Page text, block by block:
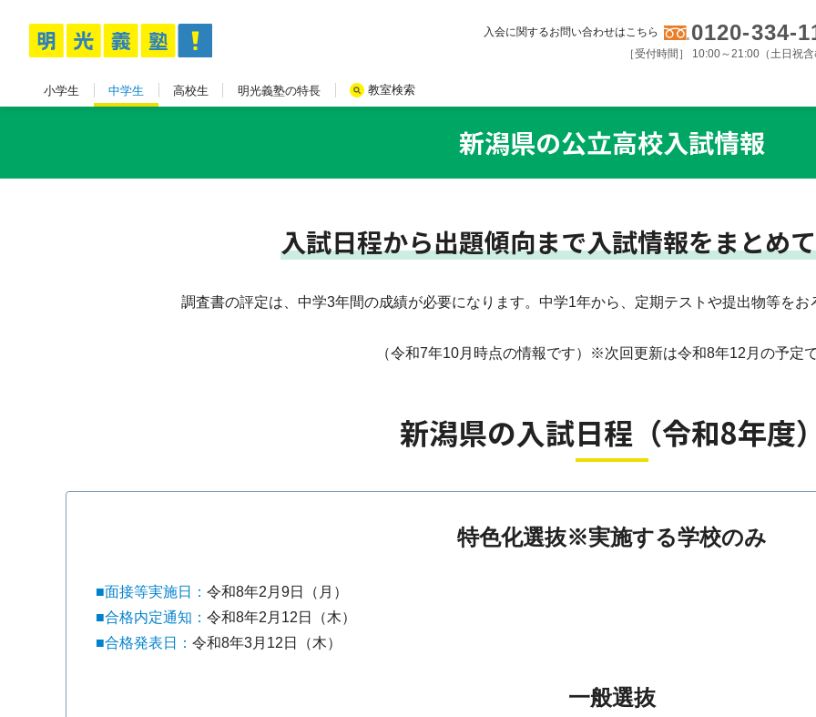
入会に関するお問い合わせはこちら 0120-334-
［受付時間］ 10:00～21:00（土日祝
高校生
中学生
小学生 明光義塾の特長 教室検索
新潟県の公立高校入試情報
入試日程から出題傾向まで入試情報をまとめ
調査書の評定は、中学3年間の成績が必要になります。中学1年から、定期テストや提出物等を
（令和7年10月時点の情報です）※次回更新は令和8年12月の予定
新潟県の入試日程（令和8年度
特色化選抜※実施する学校のみ
■面接等実施日： 令和8年2月9日（月）
■合格内定通知： 令和8年2月12日（木）
■合格発表日： 令和8年3月12日（木）
一般選抜